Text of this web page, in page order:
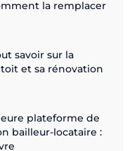
la remplacer
savoir sur la
et sa rénovation
plateforme de
bailleur-locataire :